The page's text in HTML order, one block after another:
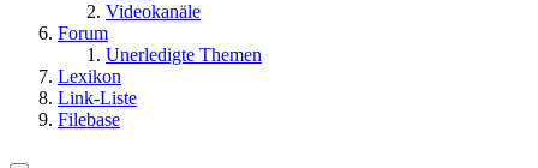
Videokanäle
Forum
Unerledigte Themen
Lexikon
Link-Liste
Filebase